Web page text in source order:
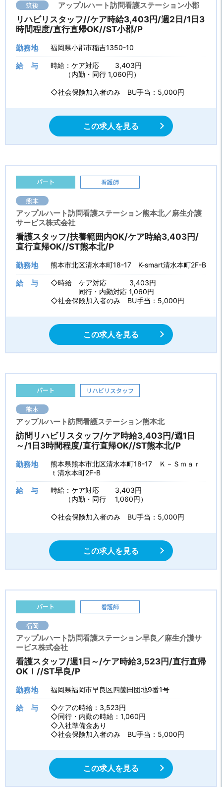
筑後 アップルハート訪問看護ステーション小郡
リハビリスタッフ//ケア時給3,403円/週2日/1日3
時間程度/直行直帰OK//ST小郡/P
勤務地 福岡県小郡市稲吉1350-10
給 与
時給：ケア対応 3,403円
（内勤・同行 1,060円）
◇社会保険加入者のみ BU手当：5,000円
この求人を見る
パート 看護師
熊本
アップルハート訪問看護ステーション熊本北／麻生介護
サービス株式会社
看護スタッフ/扶養範囲内OK/ケア時給3,403円/
直行直帰OK//ST熊本北/P
勤務地 熊本市北区清水本町18-17 K-smart清水本町2F-B
給 与
◇時給 ケア対応 3,403円
同行・内勤対応 1,060円
◇社会保険加入者のみ BU手当：5,000円
この求人を見る
パート リハビリスタッフ
熊本
アップルハート訪問看護ステーション熊本北
訪問リハビリスタッフ/ケア時給3,403円/週1日
～/1日3時間程度/直行直帰OK//ST熊本北/P
勤務地
熊本県熊本市北区清水本町18-17 Ｋ－Ｓｍａｒ
ｔ清水本町2F-B
給 与
時給：ケア対応 3,403円
（内勤・同行 1,060円）
◇社会保険加入者のみ BU手当：5,000円
この求人を見る
パート 看護師
福岡
アップルハート訪問看護ステーション早良／麻生介護サ
ービス株式会社
看護スタッフ/週1日～/ケア時給3,523円/直行直帰
OK！//ST早良/P
勤務地 福岡県福岡市早良区四箇田団地9番1号
給 与
◇ケアの時給：3,523円
◇同行・内勤の時給：1,060円
◇入社準備金あり
◇社会保険加入者のみ BU手当：5,000円
この求人を見る